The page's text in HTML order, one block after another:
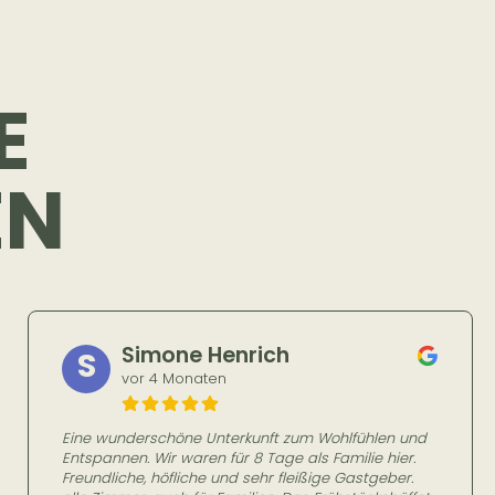
F Franzl Cpn
vor 5 Monaten
Waren hier Wiederholungdstäter und haben weil es
dermaßen lecker schmeckt 2 mal zum Essen hier.
Sehr üpige und sehr leckere Essen.